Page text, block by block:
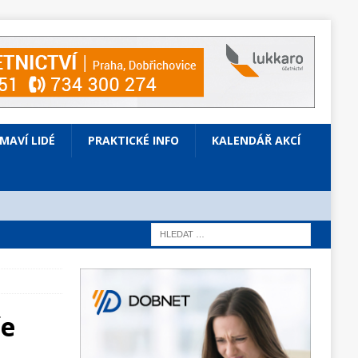
LIDÉ PRAKTICKÉ INFO KALENDÁŘ AKCÍ